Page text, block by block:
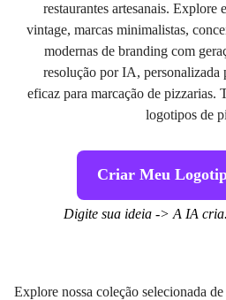
restaurantes artesanais. Explore
vintage, marcas minimalistas,
modernas de branding com
resolução por IA, personalizada
eficaz para marcação de pizzarias.
logotipos de
Criar Meu
Digite sua ideia -> A IA
Explore nossa coleção selecionada de